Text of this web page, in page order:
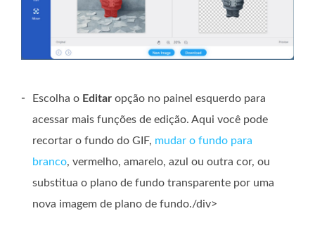
- Escolha o Editar opção no painel esquerdo para
acessar mais funções de edição. Aqui você pode
recortar o fundo do GIF, mudar o fundo para
branco, vermelho, amarelo, azul ou outra cor, ou
substitua o plano de fundo transparente por uma
nova imagem de plano de fundo./div>